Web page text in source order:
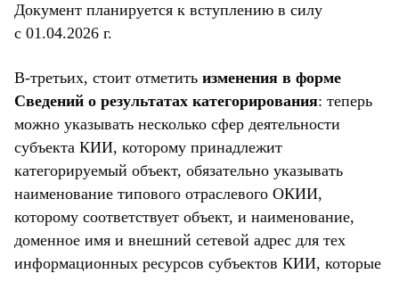
Документ планируется к вступлению в силу
с 01.04.2026 г.
В-третьих, стоит отметить изменения в форме
Сведений о результатах категорирования: теперь
можно указывать несколько сфер деятельности
субъекта КИИ, которому принадлежит
категорируемый объект, обязательно указывать
наименование типового отраслевого ОКИИ,
которому соответствует объект, и наименование,
доменное имя и внешний сетевой адрес для тех
информационных ресурсов субъектов КИИ, которые